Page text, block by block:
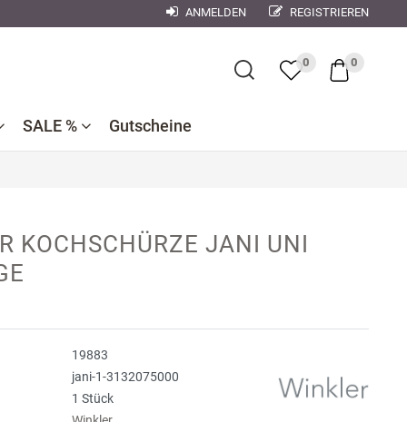
×
ANMELDEN REGISTRIEREN
SALE %
Badtextilien
Bettwäsche
Dekokissen
Gutscheine
0 0
KOCHSCHÜRZE JANI UNI
19883
jani-1-3132075000
1 Stück